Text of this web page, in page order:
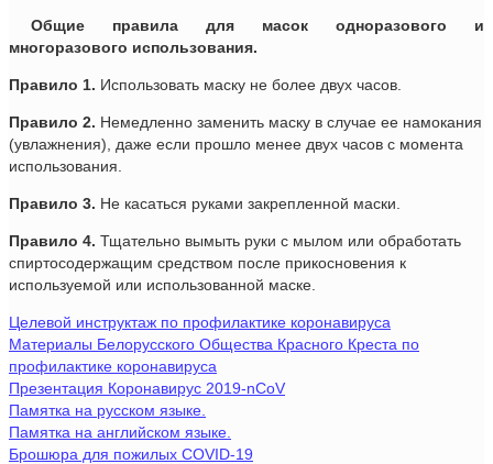
Общие правила для масок одноразового и
многоразового использования.
Правило 1. Использовать маску не более двух часов.
Правило 2. Немедленно заменить маску в случае ее намокания
(увлажнения), даже если прошло менее двух часов с момента
использования.
Правило 3. Не касаться руками закрепленной маски.
Правило 4. Тщательно вымыть руки с мылом или обработать
спиртосодержащим средством после прикосновения к
используемой или использованной маске.
Целевой инструктаж по профилактике коронавируса
Материалы Белорусского Общества Красного Креста по
профилактике коронавируса
Презентация Коронавирус 2019-nCoV
Памятка на русском языке.
Памятка на английском языке.
Брошюра для пожилых COVID-19